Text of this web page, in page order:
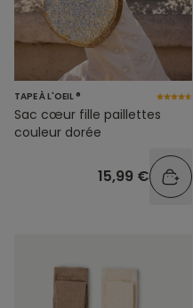
TAPE À L'OEIL ®
Sac cœur fille paillettes
couleur dorée
15,99 €